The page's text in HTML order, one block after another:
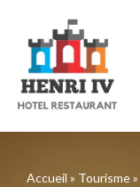
Aller
contenu
Accueil » Tourisme»